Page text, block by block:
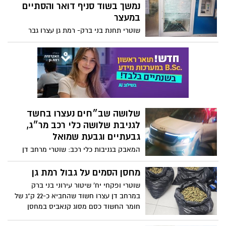
לגניבת שלושה כלי רכב מר״ג,
גבעתיים וגבעת שמואל
המאבק בגניבות כלי רכב: שוטרי מרחב דן
שגנבו שלושה כלי רכב מרמת גן, גבעתיים
וגבעת שמואל
מחסן הסמים על גבול רמת גן
שוטרי ופקחי יח' שיטור עירוני בני ברק
חומר החשוד כסם מסוג קנאביס במחסן
בבניין מגורים על גבול רמת גן-בני ברק
נתפסו על חם: מפקד משטרת
גבעתיים שהיה בחופשה תפס שני
צעירים שגנבו רכב ברמת גן
באירוע נוסף שהתרחש יום קודם לכן, שוטרי
שב״ח וחשוד נוסף נתפסו כשפרצו
לדירות בבניין שנפגע מהטיל
האיראני וטרם אוכלס מחדש
בלשי משטרת רמת גן- בני ברק במרחב דן